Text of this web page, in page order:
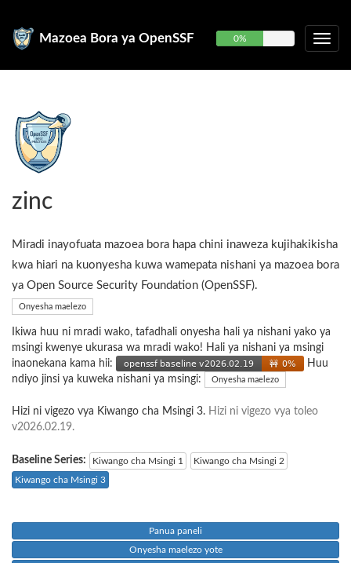
Mazoea Bora ya OpenSSF 0%
zinc
Miradi inayofuata mazoea bora hapa chini inaweza kujihakikisha
kwa hiari na kuonyesha kuwa wamepata nishani ya mazoea bora
ya Open Source Security Foundation (OpenSSF).
Onyesha maelezo
Ikiwa huu ni mradi wako, tafadhali onyesha hali ya nishani yako ya
msingi kwenye ukurasa wa mradi wako! Hali ya nishani ya msingi
inaonekana kama hii:
Huu
ndiyo jinsi ya kuweka nishani ya msingi:
Onyesha maelezo
Hizi ni vigezo vya Kiwango cha Msingi 3. Hizi ni vigezo vya toleo
v2026.02.19.
Baseline Series: Kiwango cha Msingi 1
Kiwango cha Msingi 2
Kiwango cha Msingi 3
Panua paneli
Onyesha maelezo yote